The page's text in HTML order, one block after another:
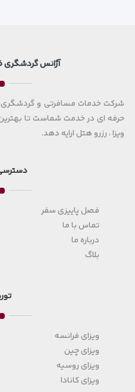
آژانس گردشگری
شرکت خدمات مسافرتی و
حرفه ای در خدمت شماست تا بهترین
ویزا ، رزرو هتل ارایه دهد.
فصل پاییزی سفر
تماس با ما
درباره ما
بلاگ
ویزای فرانسه
ویزای چین
ویزای روسیه
ویزای کانادا